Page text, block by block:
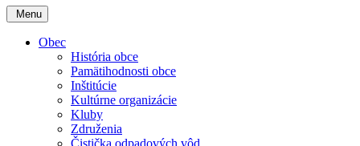
Menu
Obec
História obce
Pamätihodnosti obce
Inštitúcie
Kultúrne organizácie
Kluby
Združenia
Čistička odpadových vôd